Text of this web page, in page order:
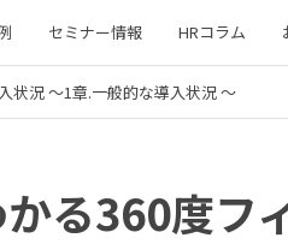
セミナー情報 HRコラム
状況〜1章.一般的な導入状況 〜
る360度フ